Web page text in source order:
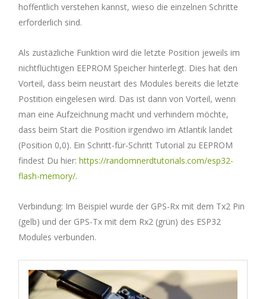
hoffentlich verstehen kannst, wieso die einzelnen Schritte
erforderlich sind.
Als zustäzliche Funktion wird die letzte Position jeweils im
nichtflüchtigen EEPROM Speicher hinterlegt. Dies hat den
Vorteil, dass beim neustart des Modules bereits die letzte
Postition eingelesen wird. Das ist dann von Vorteil, wenn
man eine Aufzeichnung macht und verhindern möchte,
dass beim Start die Position irgendwo im Atlantik landet
(Position 0,0). Ein Schritt-für-Schritt Tutorial zu EEPROM
findest Du hier: https://randomnerdtutorials.com/esp32-
flash-memory/.
Verbindung: Im Beispiel wurde der GPS-Rx mit dem Tx2 Pin
(gelb) und der GPS-Tx mit dem Rx2 (grün) des ESP32
Modules verbunden.